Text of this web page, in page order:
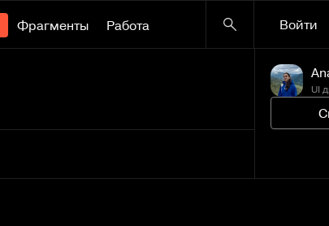
Фрагменты Работа Войти
UI